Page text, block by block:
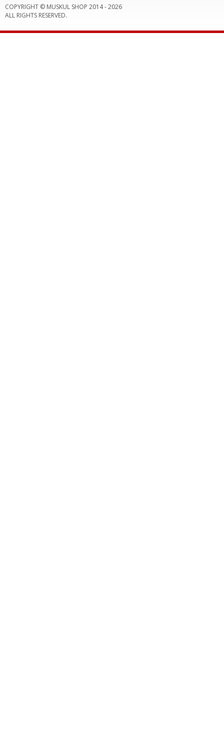
COPYRIGHT © MUSKUL SHOP 2014 -2026
ALL RIGHTS RESERVED.